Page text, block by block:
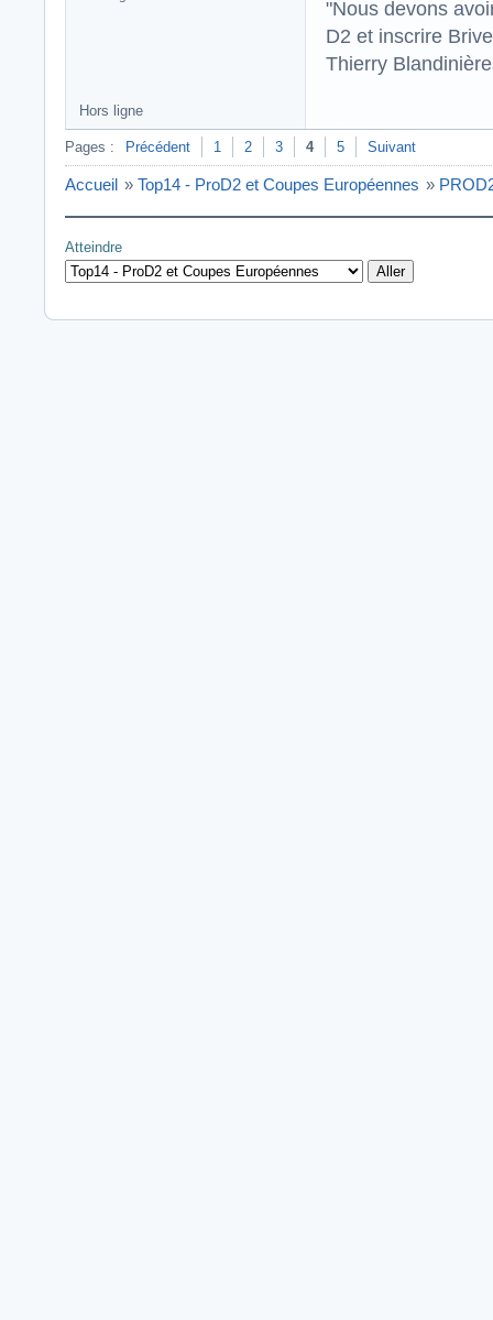
"Nous devons
D2 et inscrire
Thierry
Hors ligne
Pages : Précédent 1 2 3 4 5 Suivant
Accueil » Top14 - ProD2 et Coupes Européennes »
Atteindre